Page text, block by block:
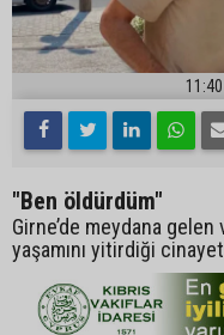
11:40
"Ben öldürdüm"
Girne’de meydana
yaşamını yitirdiği